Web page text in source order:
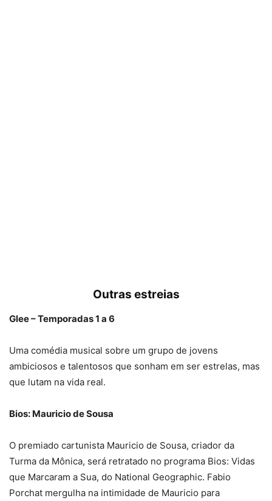
Outras estreias
Glee – Temporadas 1 a 6
Uma comédia musical sobre um grupo de jovens
ambiciosos e talentosos que sonham em ser estrelas, mas
que lutam na vida real.
Bios: Mauricio de Sousa
O premiado cartunista Mauricio de Sousa, criador da
Turma da Mônica, será retratado no programa Bios: Vidas
que Marcaram a Sua, do National Geographic. Fabio
Porchat mergulha na intimidade de Mauricio para